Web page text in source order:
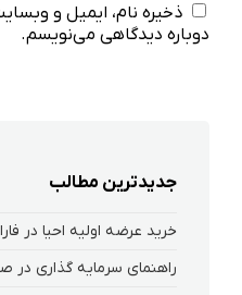
ذخیره نام، ایمیل و
دوباره دیدگاهی می‌نویسم.
جدیدترین مطالب
خرید عرضه اولیه احیا در
راهنمای سرمایه گذاری